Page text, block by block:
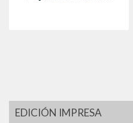
EDICIÓN IMPRESA